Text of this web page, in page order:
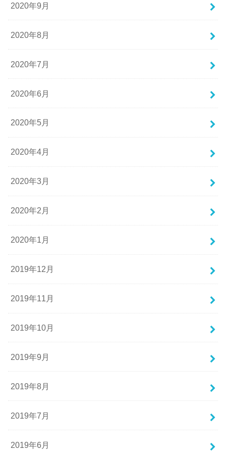
2020年9月
2020年8月
2020年7月
2020年6月
2020年5月
2020年4月
2020年3月
2020年2月
2020年1月
2019年12月
2019年11月
2019年10月
2019年9月
2019年8月
2019年7月
2019年6月